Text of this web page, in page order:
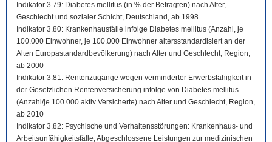
Indikator 3.79: Diabetes mellitus (in % der Befragten) nach Alter,
Geschlecht und sozialer Schicht, Deutschland, ab 1998
Indikator 3.80: Krankenhausfälle infolge Diabetes mellitus (Anzahl, je
100.000 Einwohner, je 100.000 Einwohner altersstandardisiert an der
Alten Europastandardbevölkerung) nach Alter und Geschlecht, Region,
ab 2000
Indikator 3.81: Rentenzugänge wegen verminderter Erwerbsfähigkeit in
der Gesetzlichen Rentenversicherung infolge von Diabetes mellitus
(Anzahl/je 100.000 aktiv Versicherte) nach Alter und Geschlecht, Region,
ab 2010
Indikator 3.82: Psychische und Verhaltensstörungen: Krankenhaus- und
Arbeitsunfähigkeitsfälle; Abgeschlossene Leistungen zur medizinischen